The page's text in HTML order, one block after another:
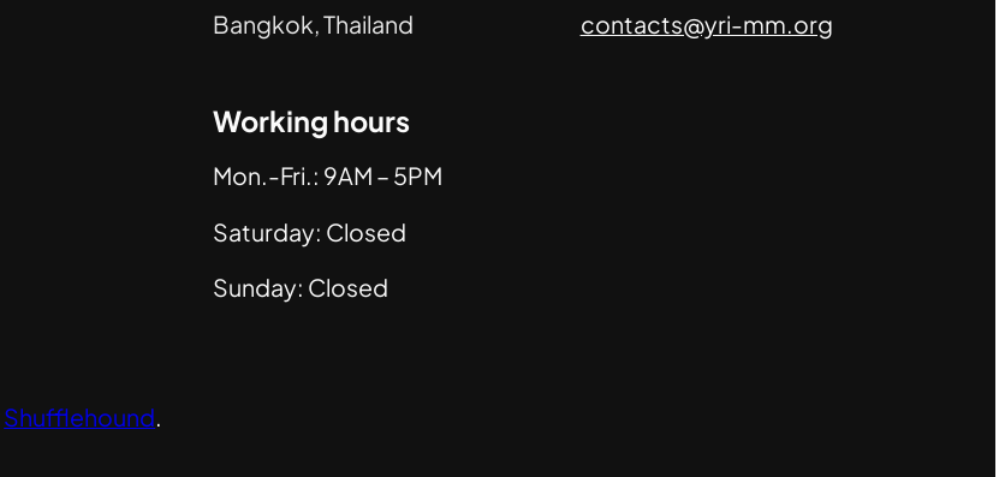
Bangkok, Thailand contacts@yri-mm.org
Working hours
Mon.-Fri.: 9AM – 5PM
Saturday: Closed
Sunday: Closed
Shufflehound.